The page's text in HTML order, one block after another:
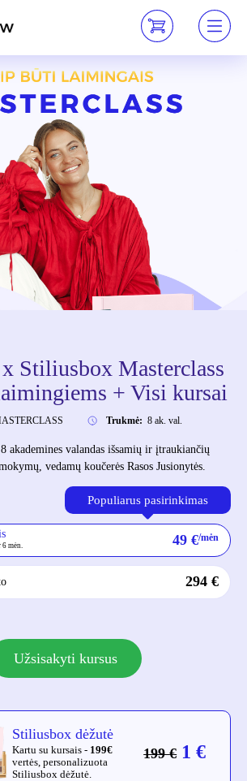
Stiliusbox Masterclass
+ Visi kursai
Trukmė: 8 ak. val.
akademines valandas išsamių ir įtraukiančių
vedamų koučerės Rasos Jusionytės.
Populiarus pasirinkimas
mėn. 49 €/mėn
294 €
Užsisakyti kursus
Stiliusbox dėžutė
Kartu su kursais - 199€
vertės, personalizuota
Stiliusbox dėžutė.
199 €1 €